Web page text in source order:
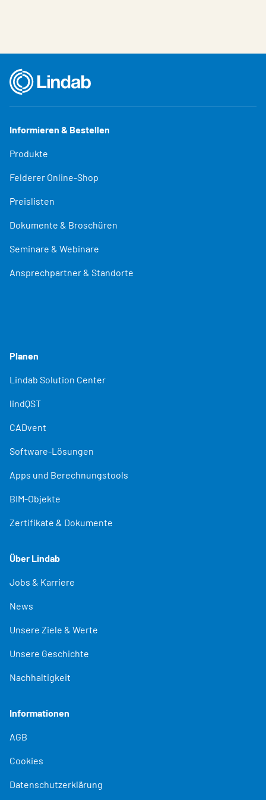
Informieren & Bestellen
Produkte
Felderer Online-Shop
Preislisten
Dokumente & Broschüren
Seminare & Webinare
Ansprechpartner & Standorte
Planen
Lindab Solution Center
lindQST
CADvent
Software-Lösungen
Apps und Berechnungstools
BIM-Objekte
Zertifikate & Dokumente
Über Lindab
Jobs & Karriere
News
Unsere Ziele & Werte
Unsere Geschichte
Nachhaltigkeit
Informationen
AGB
Cookies
Datenschutzerklärung